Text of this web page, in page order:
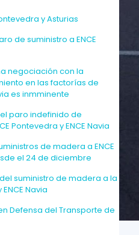
y Asturias
de suministro a ENCE
negociación con la
en las factorías de
es inmminente
paro indefinido de
Pontevedra y ENCE Navia
de madera a ENCE
el 24 de diciembre
suministro de madera a la
Navia
Defensa del Transporte de